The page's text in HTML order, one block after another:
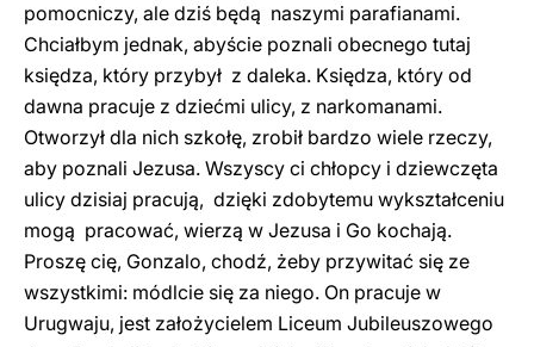
pomocniczy, ale dziś będą naszymi parafianami.
Chciałbym jednak, abyście poznali obecnego tutaj
księdza, który przybył z daleka. Księdza, który od
dawna pracuje z dziećmi ulicy, z narkomanami.
Otworzył dla nich szkołę, zrobił bardzo wiele rzeczy,
aby poznali Jezusa. Wszyscy ci chłopcy i dziewczęta
ulicy dzisiaj pracują, dzięki zdobytemu wykształceniu
mogą pracować, wierzą w Jezusa i Go kochają.
Proszę cię, Gonzalo, chodź, żeby przywitać się ze
wszystkimi: módlcie się za niego. On pracuje w
Urugwaju, jest założycielem Liceum Jubileuszowego